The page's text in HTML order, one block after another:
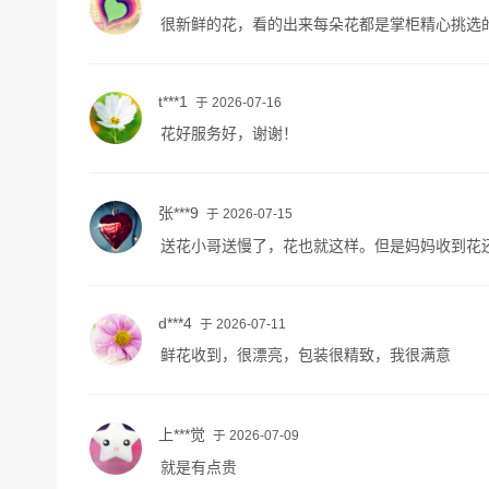
很新鲜的花，看的出来每朵花都是掌柜精心挑选
t***1 于 2026-07-16
花好服务好，谢谢！
张***9 于 2026-07-15
送花小哥送慢了，花也就这样。但是妈妈收到花
d***4 于 2026-07-11
鲜花收到，很漂亮，包装很精致，我很满意
上***觉 于 2026-07-09
就是有点贵